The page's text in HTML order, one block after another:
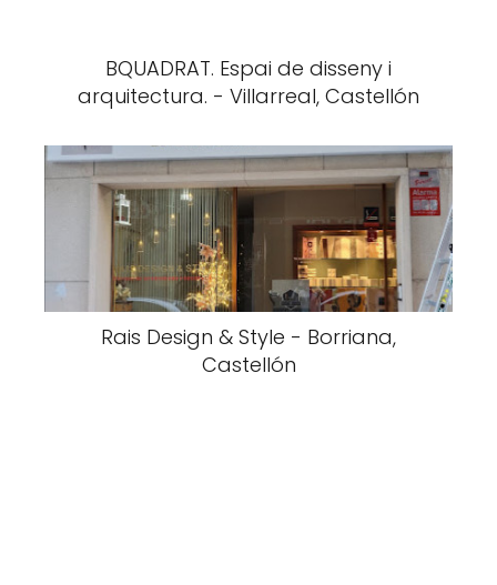
BQUADRAT. Espai de disseny i
arquitectura. - Villarreal, Castellón
Rais Design & Style - Borriana,
Castellón